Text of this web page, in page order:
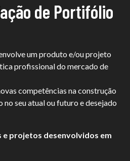
de Portifólio
um produto e/ou projeto
profissional do mercado de
competências na construção
seu atual ou futuro e desejado
e projetos desenvolvidos em